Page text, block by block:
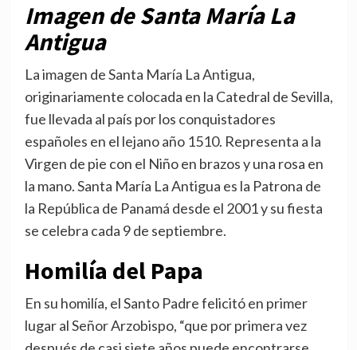
Imagen de Santa María La
Antigua
La imagen de Santa María La Antigua,
originariamente colocada en la Catedral de Sevilla,
fue llevada al país por los conquistadores
españoles en el lejano año 1510. Representa a la
Virgen de pie con el Niño en brazos y una rosa en
la mano. Santa María La Antigua es la Patrona de
la República de Panamá desde el 2001 y su fiesta
se celebra cada 9 de septiembre.
Homilía del Papa
En su homilía, el Santo Padre felicitó en primer
lugar al Señor Arzobispo, “que por primera vez